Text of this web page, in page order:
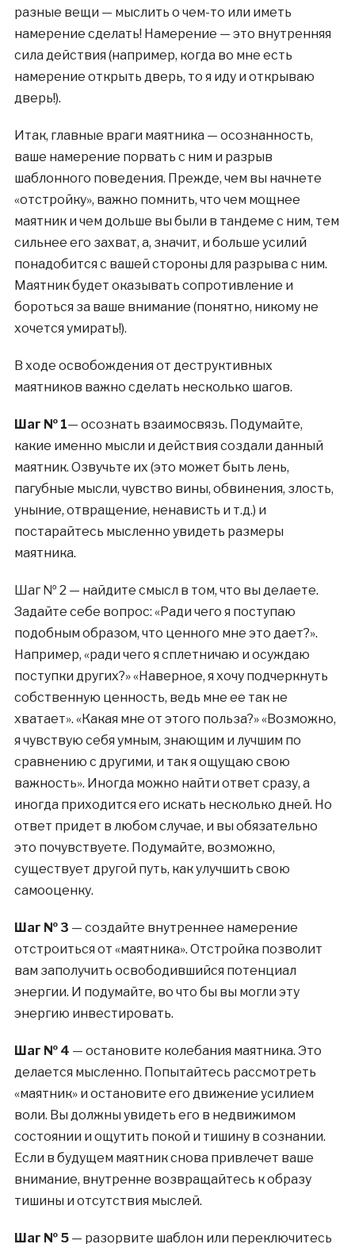
разные вещи — мыслить о чем-то или иметь
намерение сделать! Намерение — это внутренняя
сила действия (например, когда во мне есть
намерение открыть дверь, то я иду и открываю
дверь!).
Итак, главные враги маятника — осознанность,
ваше намерение порвать с ним и разрыв
шаблонного поведения. Прежде, чем вы начнете
«отстройку», важно помнить, что чем мощнее
маятник и чем дольше вы были в тандеме с ним, тем
сильнее его захват, а, значит, и больше усилий
понадобится с вашей стороны для разрыва с ним.
Маятник будет оказывать сопротивление и
бороться за ваше внимание (понятно, никому не
хочется умирать!).
В ходе освобождения от деструктивных
маятников важно сделать несколько шагов.
Шаг № 1— осознать взаимосвязь. Подумайте,
какие именно мысли и действия создали данный
маятник. Озвучьте их (это может быть лень,
пагубные мысли, чувство вины, обвинения, злость,
уныние, отвращение, ненависть и т.д.) и
постарайтесь мысленно увидеть размеры
маятника.
Шаг № 2 — найдите смысл в том, что вы делаете.
Задайте себе вопрос: «Ради чего я поступаю
подобным образом, что ценного мне это дает?».
Например, «ради чего я сплетничаю и осуждаю
поступки других?» «Наверное, я хочу подчеркнуть
собственную ценность, ведь мне ее так не
хватает». «Какая мне от этого польза?» «Возможно,
я чувствую себя умным, знающим и лучшим по
сравнению с другими, и так я ощущаю свою
важность». Иногда можно найти ответ сразу, а
иногда приходится его искать несколько дней. Но
ответ придет в любом случае, и вы обязательно
это почувствуете. Подумайте, возможно,
существует другой путь, как улучшить свою
самооценку.
Шаг № 3 — создайте внутреннее намерение
отстроиться от «маятника». Отстройка позволит
вам заполучить освободившийся потенциал
энергии. И подумайте, во что бы вы могли эту
энергию инвестировать.
Шаг № 4 — остановите колебания маятника. Это
делается мысленно. Попытайтесь рассмотреть
«маятник» и остановите его движение усилием
воли. Вы должны увидеть его в недвижимом
состоянии и ощутить покой и тишину в сознании.
Если в будущем маятник снова привлечет ваше
внимание, внутренне возвращайтесь к образу
тишины и отсутствия мыслей.
Шаг № 5— разорвите шаблон или переключитесь